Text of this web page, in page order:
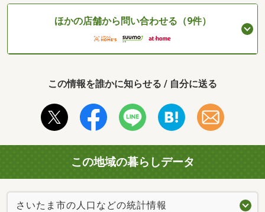
ほかの店舗から問い合わせる（9件）
この情報を誰かに知らせる / 自分に送る
この地域の暮らしデータ
さいたま市の人口などの統計情報